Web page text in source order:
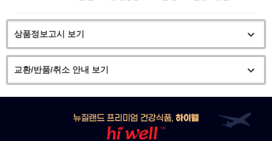
상품정보고시 보기
교환/반품/취소 안내 보기